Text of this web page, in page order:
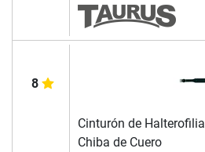
8
Cinturón de Halterofilia
Chiba de Cuero